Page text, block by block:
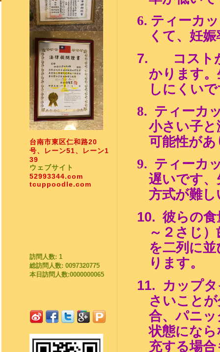
台南市東区仁和路20
号、レーン51、レーン1
39
ウェブサイト
52993344.com
tcuppoodle.com
訪問人数: 1
総訪問人数: 0097320775
本日訪問人数:0000000065
6. ティーカ
くて、妊
7.
コスト
かります。
しにくい
8. ティーカ
小さい子
可能性が
9. ティーカ
遅いです
方式が難
10. 彼らの
～２さじ
を二列に
ります。
11. カップ
さいこと
合、パニ
状態にな
充する場